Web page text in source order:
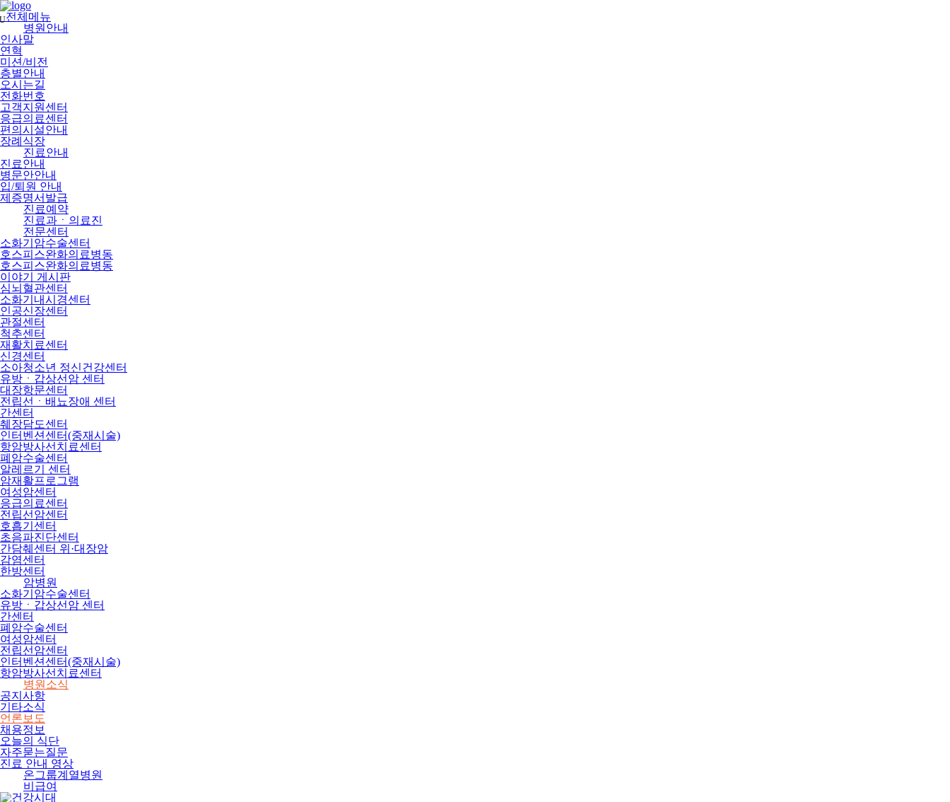
메
뉴
너
뛰
기
전체메뉴
병원안내
인사말
연혁
미션/비전
층별안내
오시는길
전화번호
고객지원센터
응급의료센터
편의시설안내
장례식장
진료안내
진료안내
병문안안내
입/퇴원 안내
제증명서발급
진료예약
진료과ㆍ의료진
전문센터
소화기암수술센터
호스피스완화의료병동
호스피스완화의료병동
이야기 게시판
심뇌혈관센터
소화기내시경센터
인공신장센터
관절센터
척추센터
재활치료센터
신경센터
소아청소년 정신건강센터
유방ㆍ갑상선암 센터
대장항문센터
전립선ㆍ배뇨장애 센터
간센터
췌장담도센터
인터벤션센터(중재시술)
항암방사선치료센터
폐암수술센터
알레르기 센터
암재활프로그램
여성암센터
응급의료센터
전립선암센터
호흡기센터
초음파진단센터
간담췌센터 위·대장암
감염센터
한방센터
암병원
소화기암수술센터
유방ㆍ갑상선암 센터
간센터
폐암수술센터
여성암센터
전립선암센터
인터벤션센터(중재시술)
항암방사선치료센터
병원소식
공지사항
기타소식
언론보도
채용정보
오늘의 식단
자주묻는질문
진료 안내 영상
온그룹계열병원
비급여